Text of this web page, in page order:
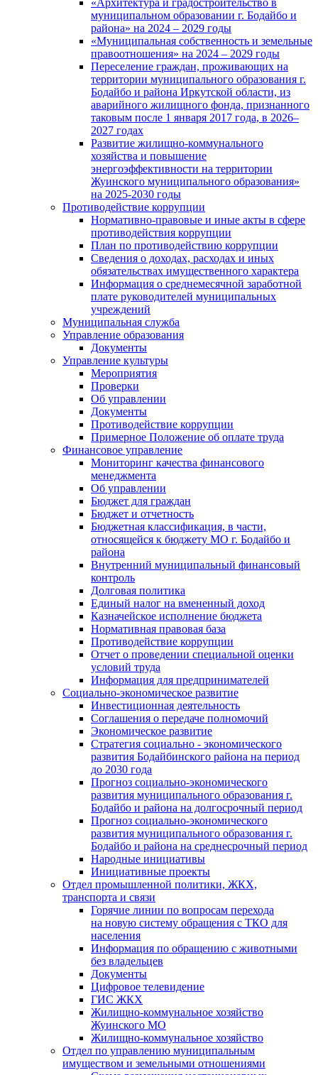
«Архитектура и градостроительство в
муниципальном образовании г. Бодайбо и
района» на 2024 – 2029 годы
«Муниципальная собственность и земельные
правоотношения» на 2024 – 2029 годы
Переселение граждан, проживающих на
территории муниципального образования г.
Бодайбо и района Иркутской области, из
аварийного жилищного фонда, признанного
таковым после 1 января 2017 года, в 2026–
2027 годах
Развитие жилищно-коммунального
хозяйства и повышение
энергоэффективности на территории
Жуинского муниципального образования»
на 2025-2030 годы
Противодействие коррупции
Нормативно-правовые и иные акты в сфере
противодействия коррупции
План по противодействию коррупции
Сведения о доходах, расходах и иных
обязательствах имущественного характера
Информация о среднемесячной заработной
плате руководителей муниципальных
учреждений
Муниципальная служба
Управление образования
Документы
Управление культуры
Мероприятия
Проверки
Об управлении
Документы
Противодействие коррупции
Примерное Положение об оплате труда
Финансовое управление
Мониторинг качества финансового
менеджмента
Об управлении
Бюджет для граждан
Бюджет и отчетность
Бюджетная классификация, в части,
относящейся к бюджету МО г. Бодайбо и
района
Внутренний муниципальный финансовый
контроль
Долговая политика
Единый налог на вмененный доход
Казначейское исполнение бюджета
Нормативная правовая база
Противодействие коррупции
Отчет о проведении специальной оценки
условий труда
Информация для предпринимателей
Социально-экономическое развитие
Инвестиционная деятельность
Соглашения о передаче полномочий
Экономическое развитие
Стратегия социально - экономического
развития Бодайбинского района на период
до 2030 года
Прогноз социально-экономического
развития муниципального образования г.
Бодайбо и района на долгосрочный период
Прогноз социально-экономического
развития муниципального образования г.
Бодайбо и района на среднесрочный период
Народные инициативы
Инициативные проекты
Отдел промышленной политики, ЖКХ,
транспорта и связи
Горячие линии по вопросам перехода
на новую систему обращения с ТКО для
населения
Информация по обращению с животными
без владельцев
Документы
Цифровое телевидение
ГИС ЖКХ
Жилищно-коммунальное хозяйство
Жуинского МО
Жилищно-коммунальное хозяйство
Отдел по управлению муниципальным
имуществом и земельными отношениями